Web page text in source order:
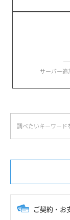
ご契約・お
サーバー追